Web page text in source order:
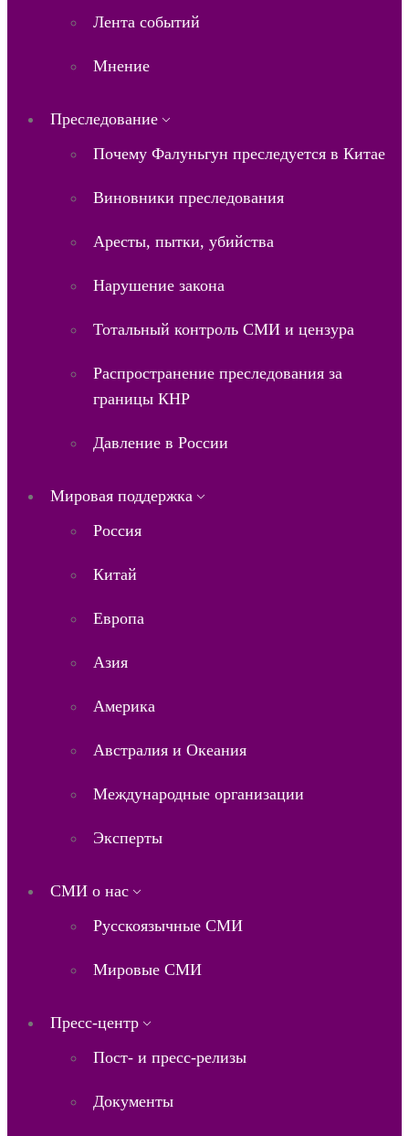
Лента событий
Мнение
Преследование
Почему Фалуньгун преследуется в Китае
Виновники преследования
Аресты, пытки, убийства
Нарушение закона
Тотальный контроль СМИ и цензура
Распространение преследования за
границы КНР
Давление в России
Мировая поддержка
Россия
Китай
Европа
Азия
Америка
Австралия и Океания
Международные организации
Эксперты
СМИ о нас
Русскоязычные СМИ
Мировые СМИ
Пресс-центр
Пост- и пресс-релизы
Документы